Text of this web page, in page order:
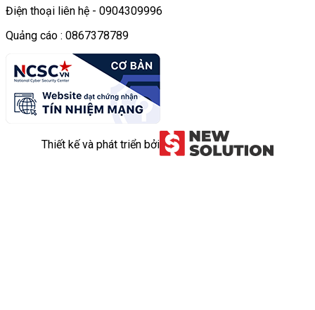
Điện thoại liên hệ - 0904309996
Quảng cáo : 0867378789
Thiết kế và phát triển bởi